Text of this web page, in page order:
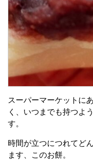
スーパーマーケットに
く、いつまでも持つよ
す。
時間が立つにつれてど
ます、このお餅。